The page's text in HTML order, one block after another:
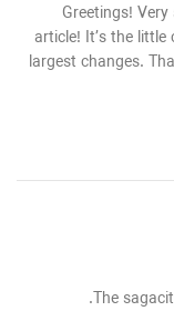
Greetings!
article! It’s the
largest changes.
The